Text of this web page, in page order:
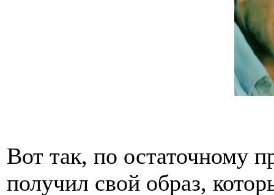
Вот так, по остаточному
получил свой образ,